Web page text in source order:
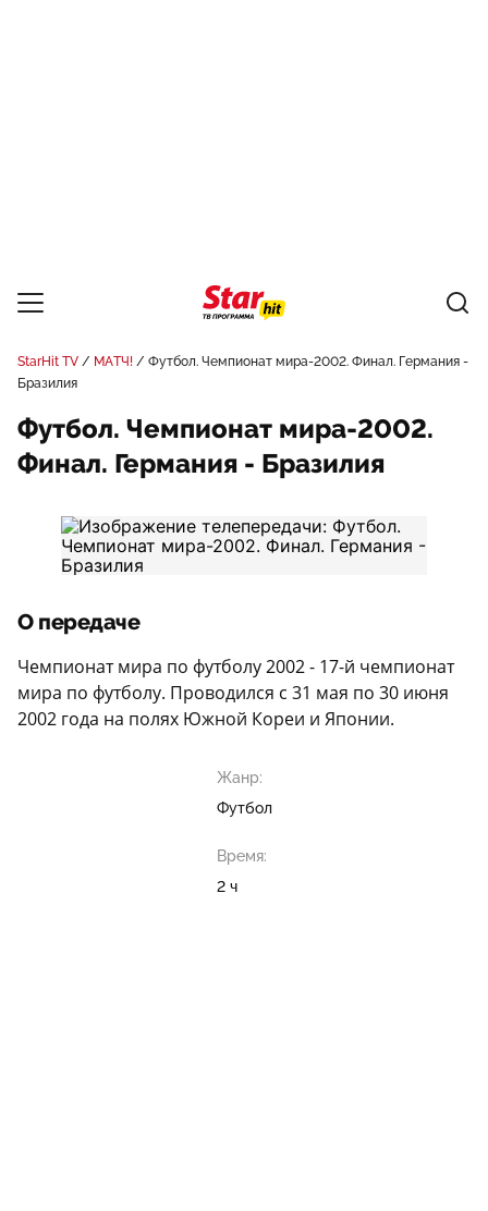
StarHit TV МАТЧ!
Футбол. Чемпионат мира-2002. Финал. Германия -
Бразилия
Футбол. Чемпионат мира-2002.
Финал. Германия - Бразилия
О передаче
Чемпионат мира по футболу 2002 - 17-й чемпионат
мира по футболу. Проводился с 31 мая по 30 июня
2002 года на полях Южной Кореи и Японии.
Жанр:
Футбол
Время:
2 ч